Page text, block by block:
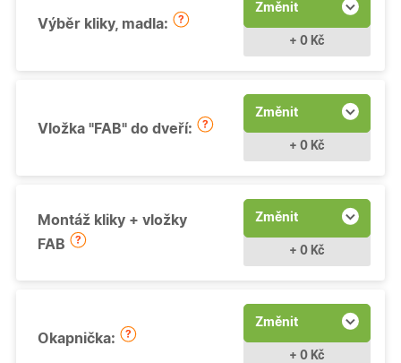
Výběr kliky, madla:
Změnit
+ 0 Kč
Vložka "FAB" do dveří:
Změnit
+ 0 Kč
Montáž kliky + vložky
FAB
Změnit
+ 0 Kč
Okapnička:
Změnit
+ 0 Kč